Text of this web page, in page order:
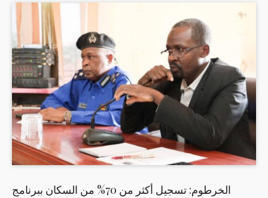
الخرطوم: تسجيل أكثر من 70% من السكان ببرنامج